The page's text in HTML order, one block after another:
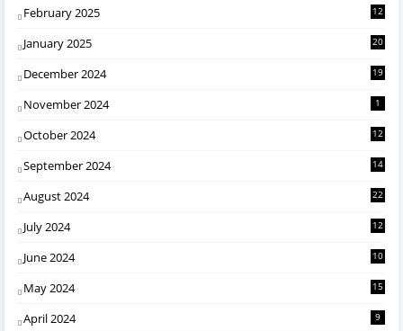
February 2025 12
January 2025 20
December 2024 19
November 2024 1
October 2024 12
September 2024 14
August 2024 22
July 2024 12
June 2024 10
May 2024 15
April 2024 9